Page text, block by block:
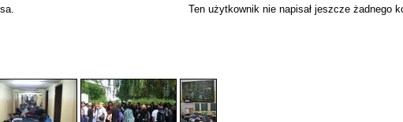
Ten użytkownik nie napisał jeszcze żadnego